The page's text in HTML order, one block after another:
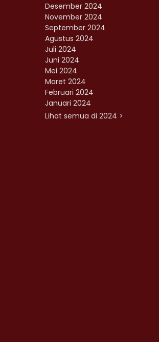
Desember 2024
November 2024
September 2024
Agustus 2024
Juli 2024
Juni 2024
Mei 2024
Maret 2024
Februari 2024
Januari 2024
Lihat semua di 2024 >